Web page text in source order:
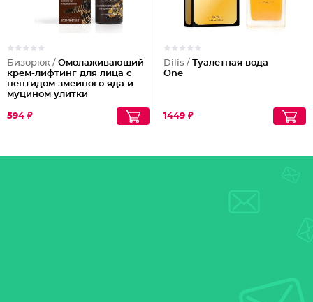
Бизорюк / Омолаживающий
крем-лифтинг для лица с
пептидом змеиного яда и
муцином улитки
594 ₽
Dilis / Туалетная вода
One
1449 ₽